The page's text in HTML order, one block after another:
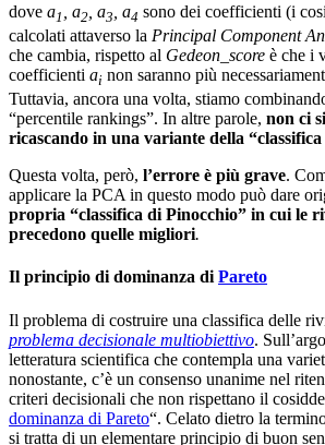
dove a1 , a2 , a3 , a4 sono dei coefficienti (i
calcolati attaverso la Principal Component
che cambia, rispetto al Gedeon_score è che i
coefficienti ai non saranno più
Tuttavia, ancora una volta, stiamo
“percentile rankings”. In altre parole, non ci
ricascando in una variante della
Questa volta, però, l’errore è più grave.
applicare la PCA in questo modo può dare
propria “classifica di Pinocchio” in cui le
precedono quelle migliori.
Il principio di dominanza diPareto
Il problema di costruire una classifica delle
problema decisionale multiobiettivo.
letteratura scientifica che contempla una
nonostante, c’è un consenso unanime nel
criteri decisionali che non rispettano il
dominanza di Pareto“. Celato dietro la
si tratta di un elementare principio di buon